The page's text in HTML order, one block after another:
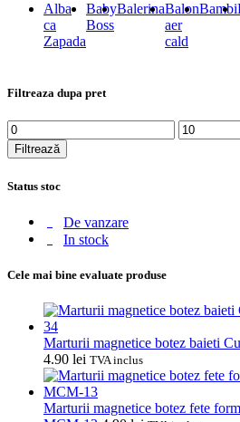
Alba
ca
Zapada
Baby
Boss
BalerinaBalon
aer
cald
Bambi
Filtreaza dupa pret
Preț
minim
Preț
maxim
Filtrează
Status stoc
De vanzare
In stock
Cele mai bine evaluate produse
Marturii magnetice botez baieti
4.90 lei TVA inclus
Marturii magnetice botez fete